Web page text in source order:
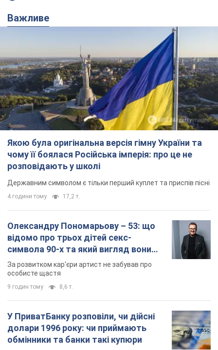
Важливе
Якою була оригінальна версія гімну України та
чому її боялася Російська імперія: про це не
розповідають у школі
Державним символом є тільки перший куплет та приспів пісні
4 години тому 17,2 т.
Олександру Пономарьову – 53: що
відомо про трьох дітей секс-
символа 90-х та який вигляд вони
мають
За розвитком кар'єри артист не забував про
особисте щастя
9 годин тому 8,6 т.
У ПриватБанку розповіли, чи дійсні
долари 1996 року: чи приймають
обмінники та банки такі купюри